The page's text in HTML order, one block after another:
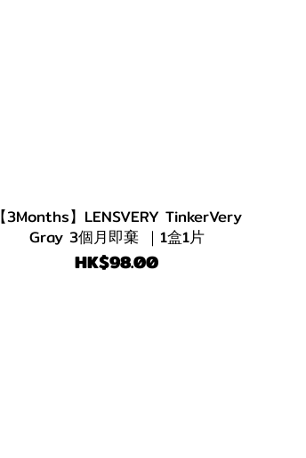
【3Months】LENSVERY TinkerVery
Gray 3個月即棄 ｜1盒1片
HK$98.00